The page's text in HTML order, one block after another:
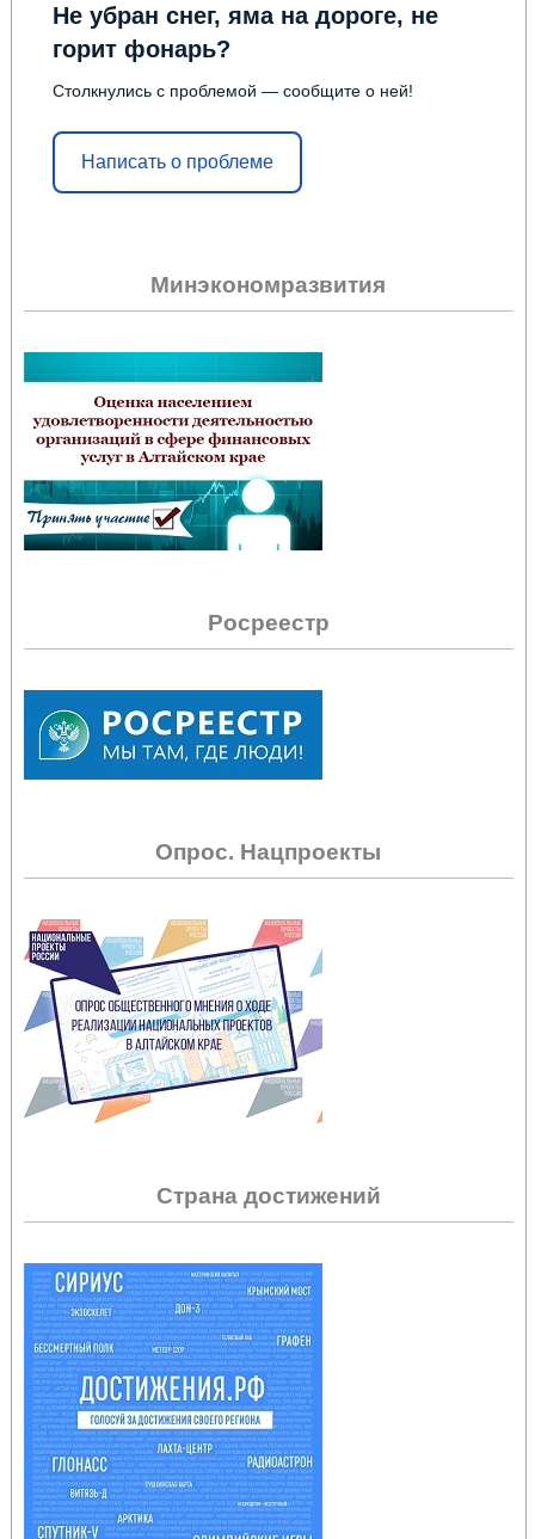
Не убран снег, яма на дороге, не
горит фонарь?
Столкнулись с проблемой — сообщите о ней!
Написать о проблеме
Минэкономразвития
Росреестр
Опрос. Нацпроекты
Страна достижений